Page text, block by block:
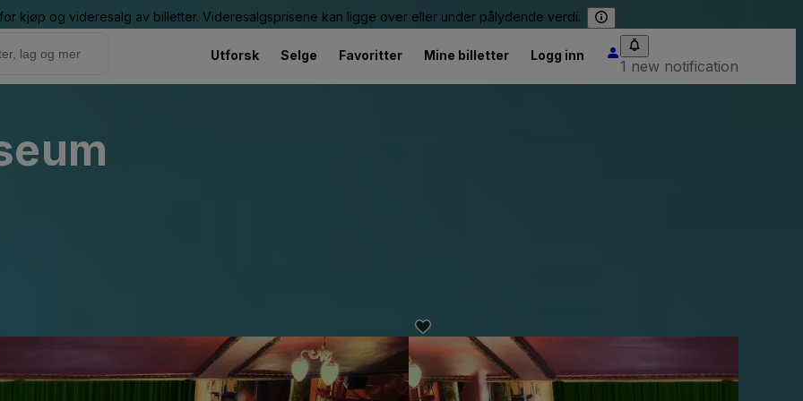
kjøp og videresalg av billetter. Videresalgsprisene kan ligge over eller under pålydende verdi.
Utforsk Selge Favoritter Mine billetter Logg inn
1 new notification